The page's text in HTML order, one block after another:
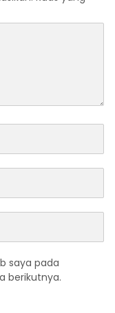
saya pada
berikutnya.